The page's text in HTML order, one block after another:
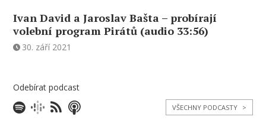
Ivan David a Jaroslav Bašta – probírají
volební program Pirátů (audio 33:56)
30. září 2021
Odebírat podcast
VŠECHNY PODCASTY >